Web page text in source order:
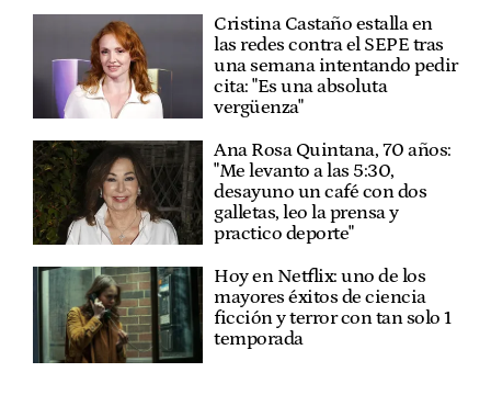
Cristina Castaño estalla en
las redes contra el SEPE tras
una semana intentando pedir
cita: "Es una absoluta
vergüenza"
Ana Rosa Quintana, 70 años:
"Me levanto a las 5:30,
desayuno un café con dos
galletas, leo la prensa y
practico deporte"
Hoy en Netflix: uno de los
mayores éxitos de ciencia
ficción y terror con tan solo 1
temporada